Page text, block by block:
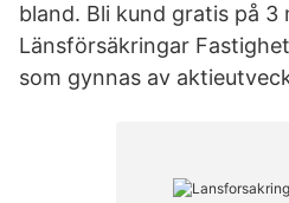
bland. Bli kund gratis på 3
Länsförsäkringar
som gynnas av